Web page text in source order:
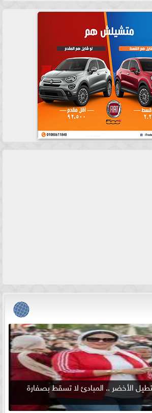
الأخضر .. المبادئ لا تسقط بصفارة